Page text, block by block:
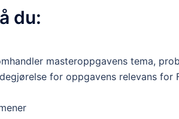
du:
masteroppgavens tema,
for oppgavens relevans